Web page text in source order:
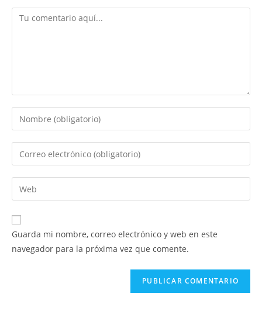
Comentario
Introduce
tu
nombre
de
usuario
para
comentar
Introduce
tu
dirección
de
electrónico
para
comentar
Introduce
la
URL
de
Guarda mi nombre, correo electrónico y web en este
navegador para la próxima vez que comente.